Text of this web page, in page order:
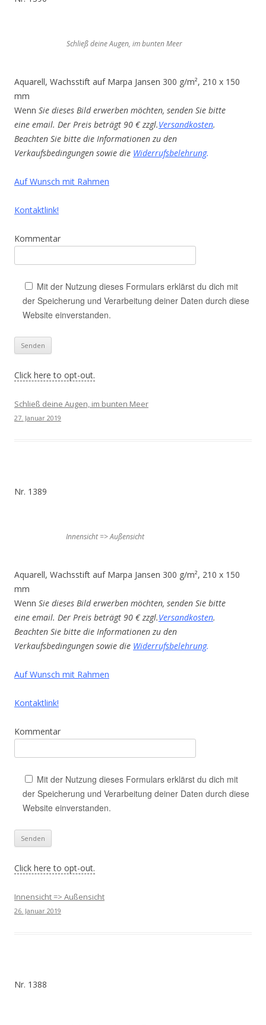
Schließ deine Augen, im bunten Meer
Aquarell, Wachsstift auf Marpa Jansen 300 g/m², 210 x 150
mm
Wenn Sie dieses Bild erwerben möchten, senden Sie bitte
eine email. Der Preis beträgt 90 € zzgl.Versandkosten.
Beachten Sie bitte die Informationen zu den
Verkaufsbedingungen sowie die Widerrufsbelehrung.
Auf Wunsch mit Rahmen
Kontaktlink!
Kommentar
Mit der Nutzung dieses Formulars erklärst du dich mit
der Speicherung und Verarbeitung deiner Daten durch diese
Website einverstanden.
Click here to opt-out.
Schließ deine Augen, im bunten Meer
27. Januar 2019
Nr. 1389
Innensicht => Außensicht
Aquarell, Wachsstift auf Marpa Jansen 300 g/m², 210 x 150
mm
Wenn Sie dieses Bild erwerben möchten, senden Sie bitte
eine email. Der Preis beträgt 90 € zzgl.Versandkosten.
Beachten Sie bitte die Informationen zu den
Verkaufsbedingungen sowie die Widerrufsbelehrung.
Auf Wunsch mit Rahmen
Kontaktlink!
Kommentar
Mit der Nutzung dieses Formulars erklärst du dich mit
der Speicherung und Verarbeitung deiner Daten durch diese
Website einverstanden.
Click here to opt-out.
Innensicht => Außensicht
26. Januar 2019
Nr. 1388